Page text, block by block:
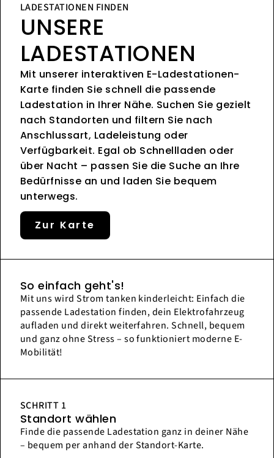
LADESTATIONEN FINDEN
UNSERE
LADESTATIONEN
Mit unserer interaktiven E-Ladestationen-
Karte finden Sie schnell die passende
Ladestation in Ihrer Nähe. Suchen Sie gezielt
nach Standorten und filtern Sie nach
Anschlussart, Ladeleistung oder
Verfügbarkeit. Egal ob Schnellladen oder
über Nacht – passen Sie die Suche an Ihre
Bedürfnisse an und laden Sie bequem
unterwegs.
Zur Karte
So einfach geht's!
Mit uns wird Strom tanken kinderleicht: Einfach die
passende Ladestation finden, dein Elektrofahrzeug
aufladen und direkt weiterfahren. Schnell, bequem
und ganz ohne Stress – so funktioniert moderne E-
Mobilität!
SCHRITT 1
Standort wählen
Finde die passende Ladestation ganz in deiner Nähe
– bequem per anhand der Standort-Karte.